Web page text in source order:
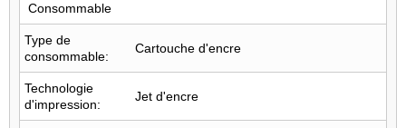
Consommable
Type de
consommable:
Cartouche d'encre
Technologie
d'impression:
Jet d'encre